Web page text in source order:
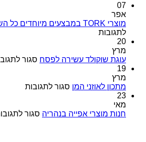
07
אפר
מוצרי TORK במבצעים מיוחדים כל השנה במויאל מרקט
לתגובותעל
במבצעים
השנה
20
מרץ
עוגת שוקולד עשירה לפסח סגור
19
מרץ
מתכון לאוזני המן סגור לתגובותעל
המן
23
מאי
חנות מוצרי אפייה בנהריה סגור